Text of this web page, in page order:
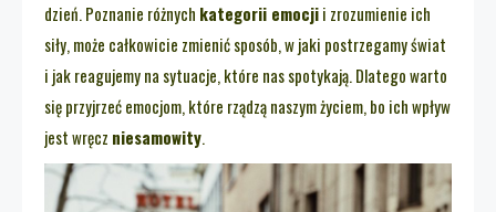
dzień. Poznanie różnych kategorii emocjii zrozumienie ich
siły, może całkowicie zmienić sposób, w jaki postrzegamy świat
i jak reagujemy na sytuacje, które nas spotykają. Dlatego warto
się przyjrzeć emocjom, które rządzą naszym życiem, bo ich wpływ
jest wręcz niesamowity.